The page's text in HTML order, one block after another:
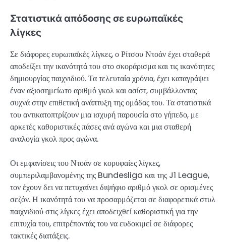
Στατιστικά απόδοσης σε ευρωπαϊκές
λίγκες
Σε διάφορες ευρωπαϊκές λίγκες, ο Ρίτσου Ντοάν έχει σταθερά
αποδείξει την ικανότητά του στο σκοράρισμα και τις ικανότητες
δημιουργίας παιχνιδιού. Τα τελευταία χρόνια, έχει καταγράψει
έναν αξιοσημείωτο αριθμό γκολ και ασίστ, συμβάλλοντας
συχνά στην επιθετική ανάπτυξη της ομάδας του. Τα στατιστικά
του αντικατοπτρίζουν μια ισχυρή παρουσία στο γήπεδο, με
αρκετές καθοριστικές πάσες ανά αγώνα και μια σταθερή
αναλογία γκολ προς αγώνα.
Οι εμφανίσεις του Ντοάν σε κορυφαίες λίγκες,
συμπεριλαμβανομένης της Bundesliga και της J1 League,
τον έχουν δει να πετυχαίνει διψήφιο αριθμό γκολ σε ορισμένες
σεζόν. Η ικανότητά του να προσαρμόζεται σε διαφορετικά στυλ
παιχνιδιού στις λίγκες έχει αποδειχθεί καθοριστική για την
επιτυχία του, επιτρέποντάς του να ευδοκιμεί σε διάφορες
τακτικές διατάξεις.